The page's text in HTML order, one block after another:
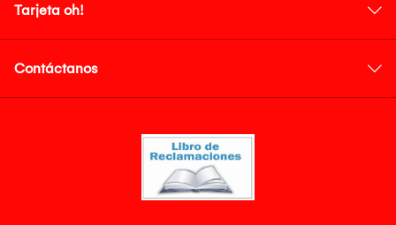
Tarjeta oh!
Contáctanos